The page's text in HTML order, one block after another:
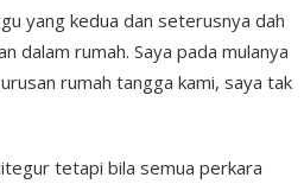
yang kedua dan seterusnya dah
dalam rumah. Saya pada mulanya
rumah tangga kami, saya tak
tetapi bila semua perkara